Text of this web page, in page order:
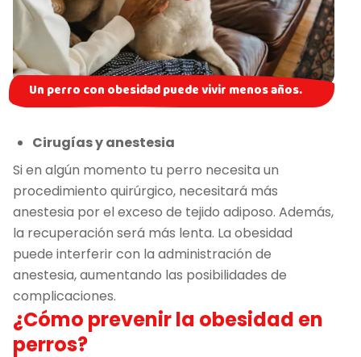
Un perro con obesidad puede vivir menos años.
Cirugías y anestesia
Si en algún momento tu perro necesita un
procedimiento quirúrgico, necesitará más
anestesia por el exceso de tejido adiposo. Además,
la recuperación será más lenta. La obesidad
puede interferir con la administración de
anestesia, aumentando las posibilidades de
complicaciones.
¿Cómo prevenir la obesidad en
perros?